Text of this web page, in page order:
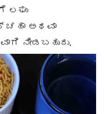
ಲಘು
ಚಹಾ ಅಥವಾ
ನೀಡಬಹುದು.